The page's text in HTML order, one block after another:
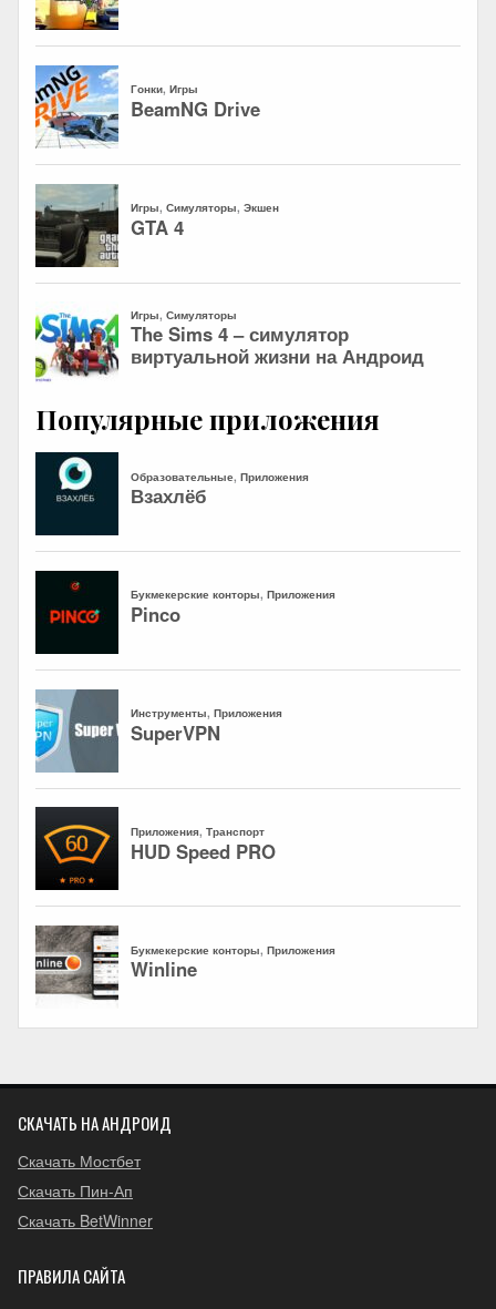
Популярные приложения
СКАЧАТЬ НА АНДРОИД
Скачать Мостбет
Скачать Пин-Ап
Скачать BetWinner
ПРАВИЛА САЙТА